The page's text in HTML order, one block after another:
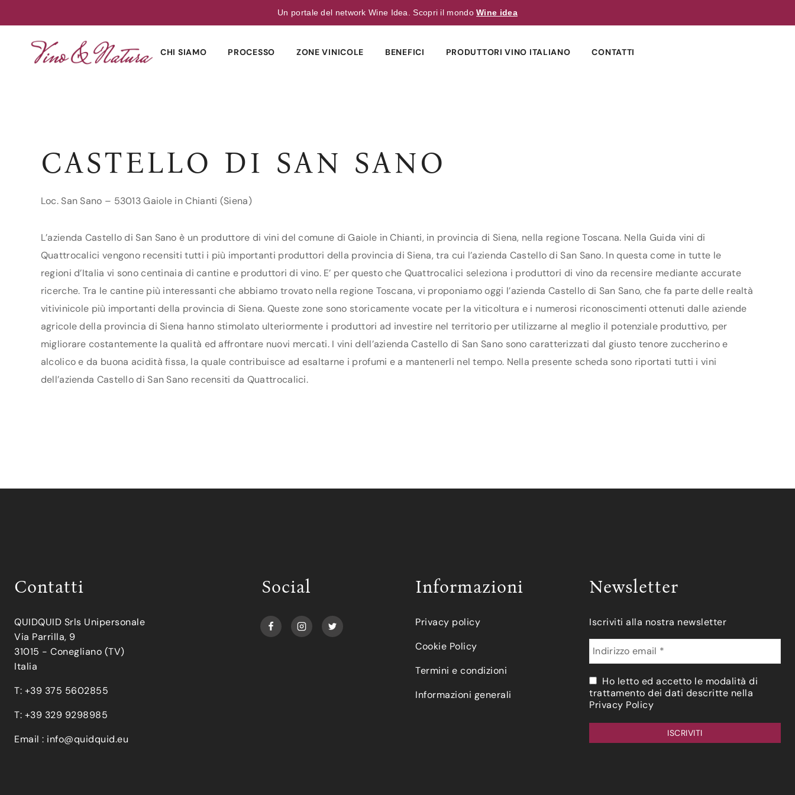
Un portale del network Wine Idea. Scopri il mondoWine idea
CHI SIAMO PROCESSO ZONE VINICOLE BENEFICI PRODUTTORI VINO ITALIANO CONTATTI
CASTELLO DI SAN SANO
Loc. San Sano – 53013 Gaiole in Chianti (Siena)
L’azienda Castello di San Sano è un produttore di vini del comune di Gaiole in Chianti, in provincia di Siena, nella regione Toscana. Nella Guida vini di
Quattrocalici vengono recensiti tutti i più importanti produttori della provincia di Siena, tra cui l’azienda Castello di San Sano. In questa come in tutte le
regioni d’Italia vi sono centinaia di cantine e produttori di vino. E’ per questo che Quattrocalici seleziona i produttori di vino da recensire mediante accurate
ricerche. Tra le cantine più interessanti che abbiamo trovato nella regione Toscana, vi proponiamo oggi l’azienda Castello di San Sano, che fa parte delle realtà
vitivinicole più importanti della provincia di Siena. Queste zone sono storicamente vocate per la viticoltura e i numerosi riconoscimenti ottenuti dalle aziende
agricole della provincia di Siena hanno stimolato ulteriormente i produttori ad investire nel territorio per utilizzarne al meglio il potenziale produttivo, per
migliorare costantemente la qualità ed affrontare nuovi mercati. I vini dell’azienda Castello di San Sano sono caratterizzati dal giusto tenore zuccherino e
alcolico e da buona acidità fissa, la quale contribuisce ad esaltarne i profumi e a mantenerli nel tempo. Nella presente scheda sono riportati tutti i vini
dell’azienda Castello di San Sano recensiti da Quattrocalici.
Contatti
QUIDQUID Srls Unipersonale
Via Parrilla, 9
31015 - Conegliano (TV)
Italia
T: +39 375 5602855
T: +39 329 9298985
Email : info@quidquid.eu
Social Informazioni
Privacy policy
Cookie Policy
Termini e condizioni
Informazioni generali
Newsletter
Iscriviti alla nostra newsletter
Ho letto ed accetto le modalità di
trattamento dei dati descritte nella
Privacy Policy